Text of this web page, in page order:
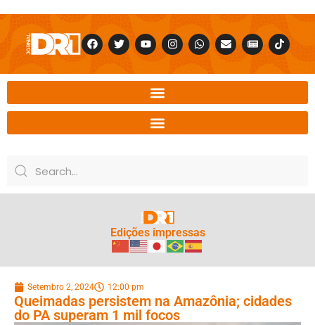
Edições impressas
Setembro 2, 2024 12:00 pm
Queimadas persistem na Amazônia; cidades
do PA superam 1 mil focos